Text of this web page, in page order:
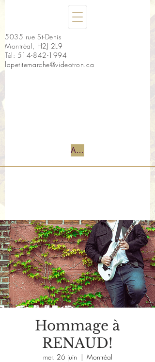
5035 rue St-Denis
Montréal, H2J 2L9
Tél: 514-842-1994
lapetitemarche@videotron.ca
Accueil
Hommage à
RENAUD!
mer. 26 juin
  |
Montréal